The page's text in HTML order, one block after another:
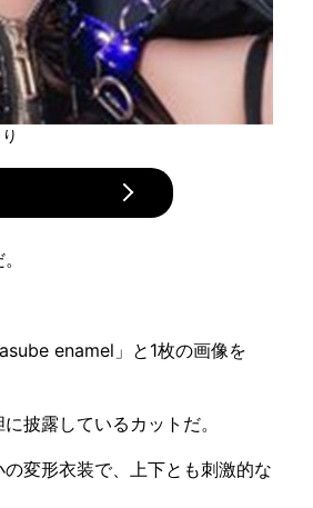
enamel」と1枚の画像を
披露しているカットだ。
変形衣装で、上下とも刺激的な